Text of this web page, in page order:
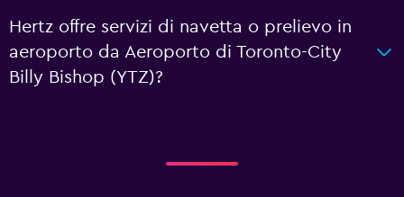
Hertz offre servizi di navetta o prelievo in
aeroporto da Aeroporto di Toronto-City
Billy Bishop (YTZ)?